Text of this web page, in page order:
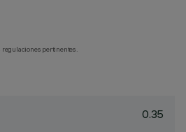
pertinentes.
0.35